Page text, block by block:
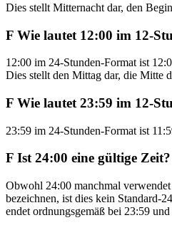
Dies stellt Mitternacht dar, den
F Wie lautet 12:00 im 12-
12:00 im 24-Stunden-Format ist
Dies stellt den Mittag dar, die Mitte
F Wie lautet 23:59 im 12-
23:59 im 24-Stunden-Format ist
F Ist 24:00 eine gültige Zeit?
Obwohl 24:00 manchmal
bezeichnen, ist dies kein Standard-
endet ordnungsgemäß bei 23:59